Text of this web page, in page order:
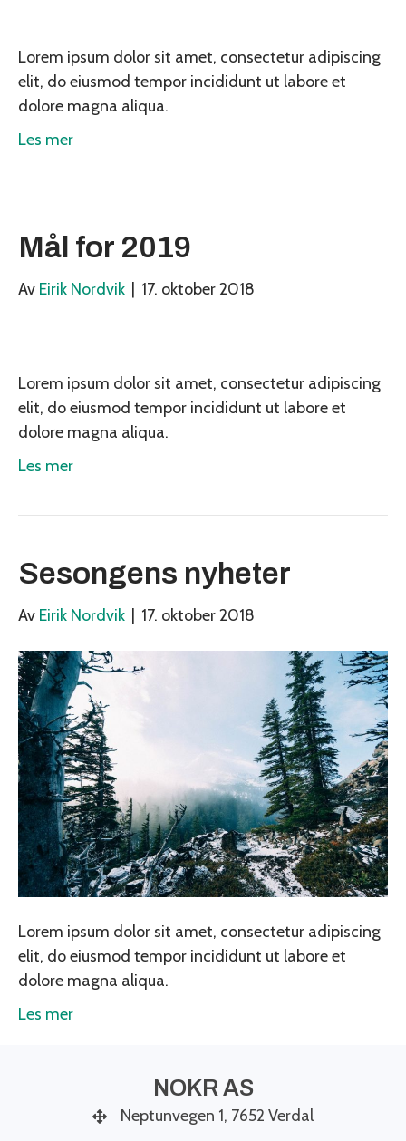
Lorem ipsum dolor sit amet, consectetur adipiscing
elit, do eiusmod tempor incididunt ut labore et
dolore magna aliqua.
Les mer
Mål for 2019
Av Eirik Nordvik 17. oktober 2018
Lorem ipsum dolor sit amet, consectetur adipiscing
elit, do eiusmod tempor incididunt ut labore et
dolore magna aliqua.
Les mer
Sesongens nyheter
Av Eirik Nordvik 17. oktober 2018
Lorem ipsum dolor sit amet, consectetur adipiscing
elit, do eiusmod tempor incididunt ut labore et
dolore magna aliqua.
Les mer
NOKR AS
Neptunvegen 1, 7652 Verdal